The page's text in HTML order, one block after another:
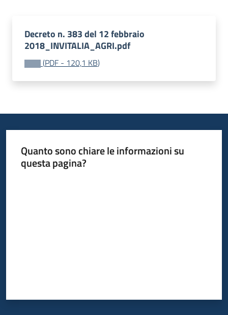
Decreto n. 383 del 12 febbraio
2018_INVITALIA_AGRI.pdf
(PDF - 120,1 KB)
Quanto sono chiare le informazioni su
questa pagina?